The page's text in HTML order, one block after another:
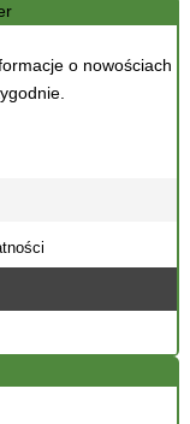
o nowościach